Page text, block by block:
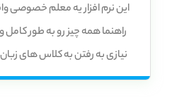
این نرم افزار یه معلم خصوصی
راهنما همه چیز رو به طور کامل
نیازی به رفتن به کلاس های زبان
همیشه دم دستم! با “انگلیسی